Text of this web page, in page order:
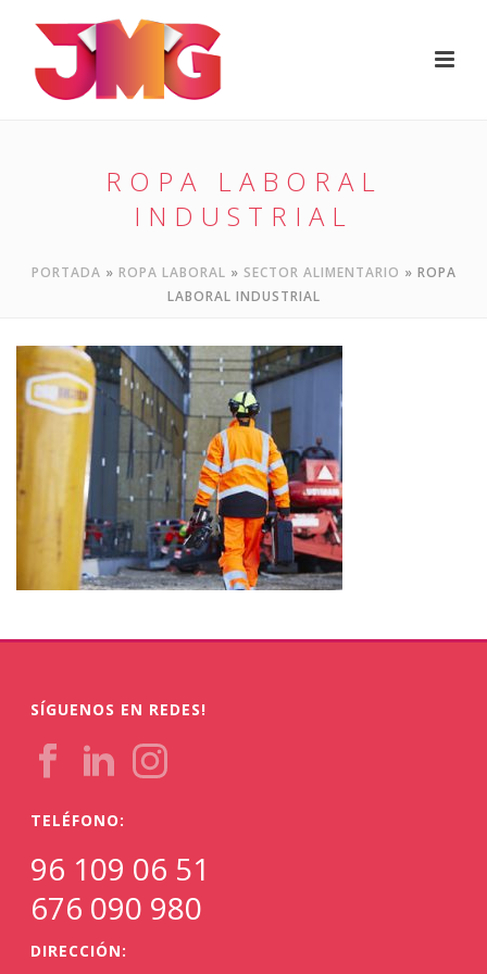
ROPA LABORAL
INDUSTRIAL
PORTADA » ROPA LABORAL » SECTOR ALIMENTARIO » ROPA
LABORAL INDUSTRIAL
SÍGUENOS EN REDES!
TELÉFONO:
96 109 06 51
676 090 980
DIRECCIÓN: